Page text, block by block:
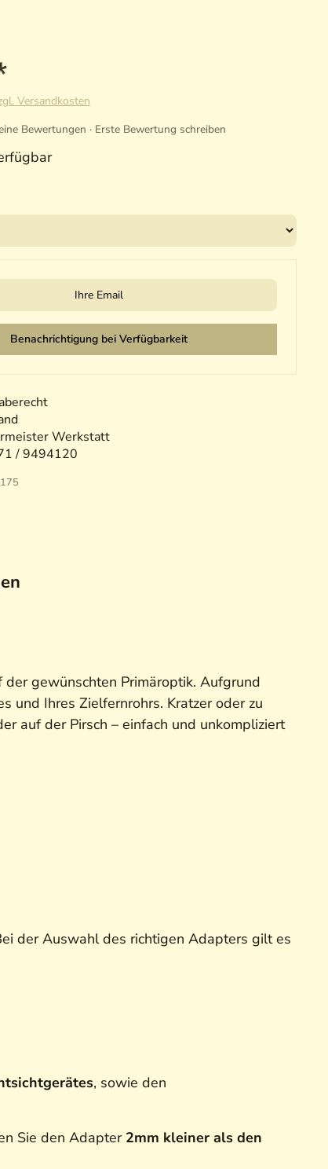
Versandkosten
Bewertungen · Erste Bewertung schreiben
Benachrichtigung bei Verfügbarkeit
Werkstatt
/ 9494120
gewünschten Primäroptik. Aufgrund
und Ihres Zielfernrohrs. Kratzer oder zu
auf der Pirsch – einfach und unkompliziert
der Auswahl des richtigen Adapters gilt es
, sowie den
Sie den Adapter 2mm kleiner als den